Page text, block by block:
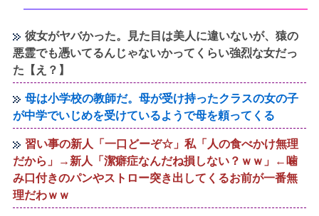
彼女がヤバかった。見た目は美人に違いないが、猿の
悪霊でも憑いてるんじゃないかってくらい強烈な女だっ
た【え？】
母は小学校の教師だ。母が受け持ったクラスの女の子
が中学でいじめを受けているようで母を頼ってくる
習い事の新人「一口どーぞ☆」私「人の食べかけ無理
だから」→新人「潔癖症なんだね損しない？ｗｗ」←噛
み口付きのパンやストロー突き出してくるお前が一番無
理だわｗｗ